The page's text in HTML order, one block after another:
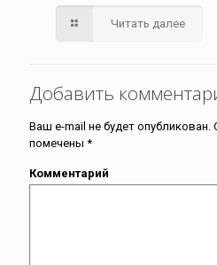
Читать далее
Добавить
Ваш e-mail не будет опубликован.
помечены *
Комментарий